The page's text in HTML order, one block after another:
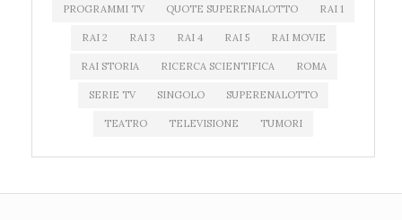
PROGRAMMI TV QUOTE SUPERENALOTTO RAI 1
RAI 2 RAI 3 RAI 4 RAI 5 RAI MOVIE
RAI STORIA RICERCA SCIENTIFICA ROMA
SERIE TV SINGOLO SUPERENALOTTO
TEATRO TELEVISIONE TUMORI